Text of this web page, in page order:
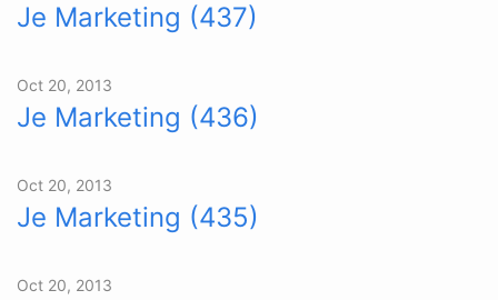
Je Marketing (437)
Oct 20, 2013
Je Marketing (436)
Oct 20, 2013
Je Marketing (435)
Oct 20, 2013